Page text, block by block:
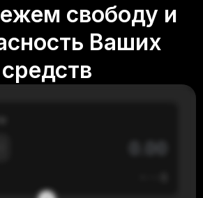
свободу и
Ваших
средств